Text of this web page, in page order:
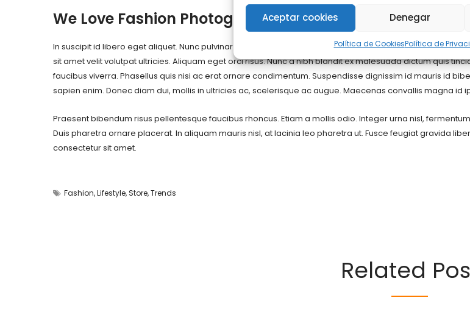
Aceptar cookies Denegar
Política de CookiesPolítica de
We Love Fashion Photography
In suscipit id libero eget aliquet. Nunc pulvinar ex at posuere fermentum. Vestibulum et sapien ut mi
sit amet velit volutpat ultricies. Aliquam eget orci risus. Nunc a nibh blandit ex malesuada dictum quis
faucibus viverra. Phasellus quis nisi ac erat ornare condimentum. Suspendisse dignissim id mauris id
sapien enim. Donec diam dui, mollis in ultricies ac, scelerisque ac augue. Maecenas convallis magna id
Praesent bibendum risus pellentesque faucibus rhoncus. Etiam a mollis odio. Integer urna nisl,
Duis pharetra ornare placerat. In aliquam mauris nisl, at lacinia leo pharetra ut. Fusce feugiat gravida
consectetur sit amet.
Fashion,Lifestyle, Store,Trends
Related